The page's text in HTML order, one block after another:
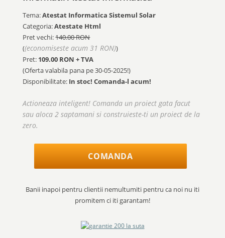
Tema:Atestat Informatica Sistemul Solar
Categoria:Atestate Html
Pret vechi:140.00 RON
((economiseste acum 31 RON))
Pret: 109.00 RON + TVA
(Oferta valabila pana pe30-05-2025!)
Disponibilitate: In stoc! Comanda-l acum!
Actioneaza inteligent! Comanda un proiect gata facut
sau aloca 2 saptamani si construieste-ti un proiect de la
zero.
COMANDA
Banii inapoi pentru clientii nemultumiti pentru ca noi nu iti
promitem ci iti garantam!